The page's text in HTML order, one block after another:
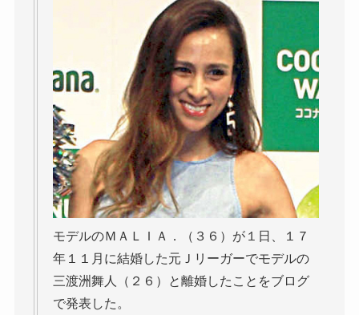
モデルのＭＡＬＩＡ．（３６）が１日、１７
年１１月に結婚した元Ｊリーガーでモデルの
三渡洲舞人（２６）と離婚したことをブログ
で発表した。